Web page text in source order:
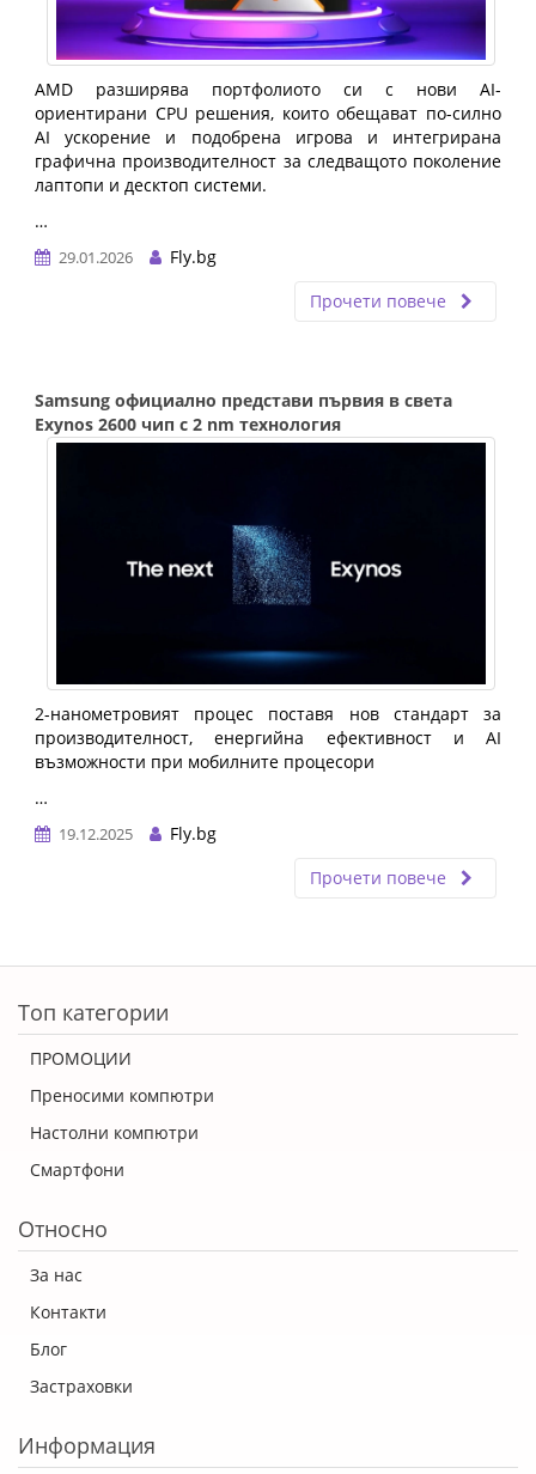
AMD разширява портфолиото си с нови AI-
ориентирани CPU решения, които обещават по-силно
AI ускорение и подобрена игрова и интегрирана
графична производителност за следващото поколение
лаптопи и десктоп системи.
…
29.01.2026
Fly.bg
Прочети повече
Samsung официално представи първия в света
Exynos 2600 чип с 2 nm технология
2-нанометровият процес поставя нов стандарт за
производителност, енергийна ефективност и AI
възможности при мобилните процесори
…
19.12.2025
Fly.bg
Прочети повече
Топ категории
ПРОМОЦИИ
Преносими компютри
Настолни компютри
Смартфони
Относно
За нас
Контакти
Блог
Застраховки
Информация